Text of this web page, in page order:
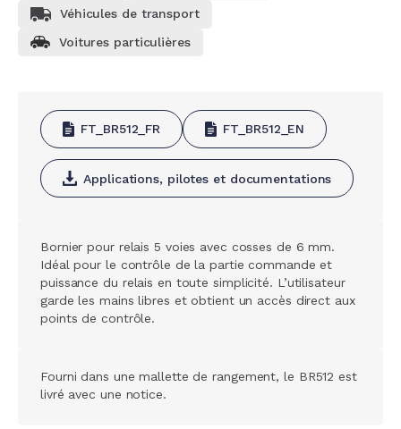
Véhicules de transport
Voitures particulières
FT_BR512_FR FT_BR512_EN
Applications, pilotes et documentations
Bornier pour relais 5 voies avec cosses de 6 mm.
Idéal pour le contrôle de la partie commande et
puissance du relais en toute simplicité. L’utilisateur
garde les mains libres et obtient un accès direct aux
points de contrôle.
Fourni dans une mallette de rangement, le BR512 est
livré avec une notice.